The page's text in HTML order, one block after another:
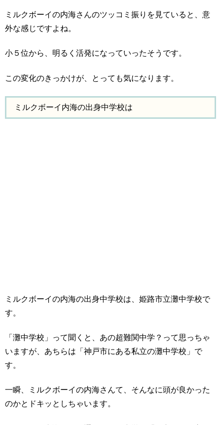
ミルクボーイの内海さんのツッコミ振りを見ていると、意
外な感じですよね。
小５位から、明るく活発になっていったそうです。
この変化のきっかけが、とっても気になります。
ミルクボーイ内海の出身中学校は
ミルクボーイの内海の出身中学校は、姫路市立灘中学校で
す。
「灘中学校」って聞くと、あの超難関中学？って思っちゃ
いますが、あちらは「神戸市にある私立の灘中学校」で
す。
一瞬、ミルクボーイの内海さんて、そんなに頭が良かった
のかとドキッとしちゃいます。